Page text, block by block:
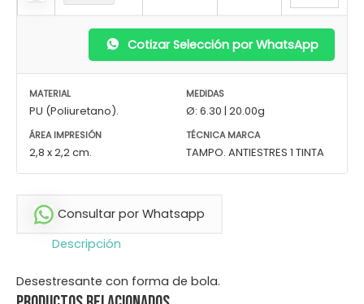
Cotizar Selección por WhatsApp
MATERIAL
PU (Poliuretano).
MEDIDAS
Ø: 6.30 | 20.00g
ÁREA IMPRESIÓN
2,8 x 2,2 cm.
TÉCNICA MARCA
TAMPO. ANTIESTRES 1 TINTA
Consultar por Whatsapp
Descripción
Desestresante con forma de bola.